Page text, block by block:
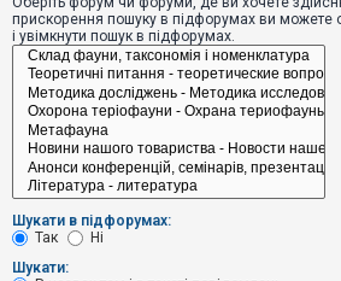
о
в
і
д
в
н
т
прискорення пошуку в підфорумах ви можете
і увімкнути пошук в підфорумах.
Шукати в підфорумах:
Так
Ні
Шукати: